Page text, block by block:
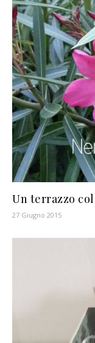
Un terrazzo
27 Giugno 2015